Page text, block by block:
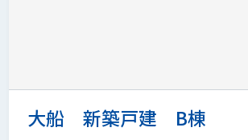
大船 新築戸建 B棟